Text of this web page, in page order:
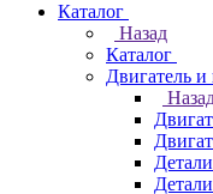
Каталог
Назад
Каталог
Двигатель